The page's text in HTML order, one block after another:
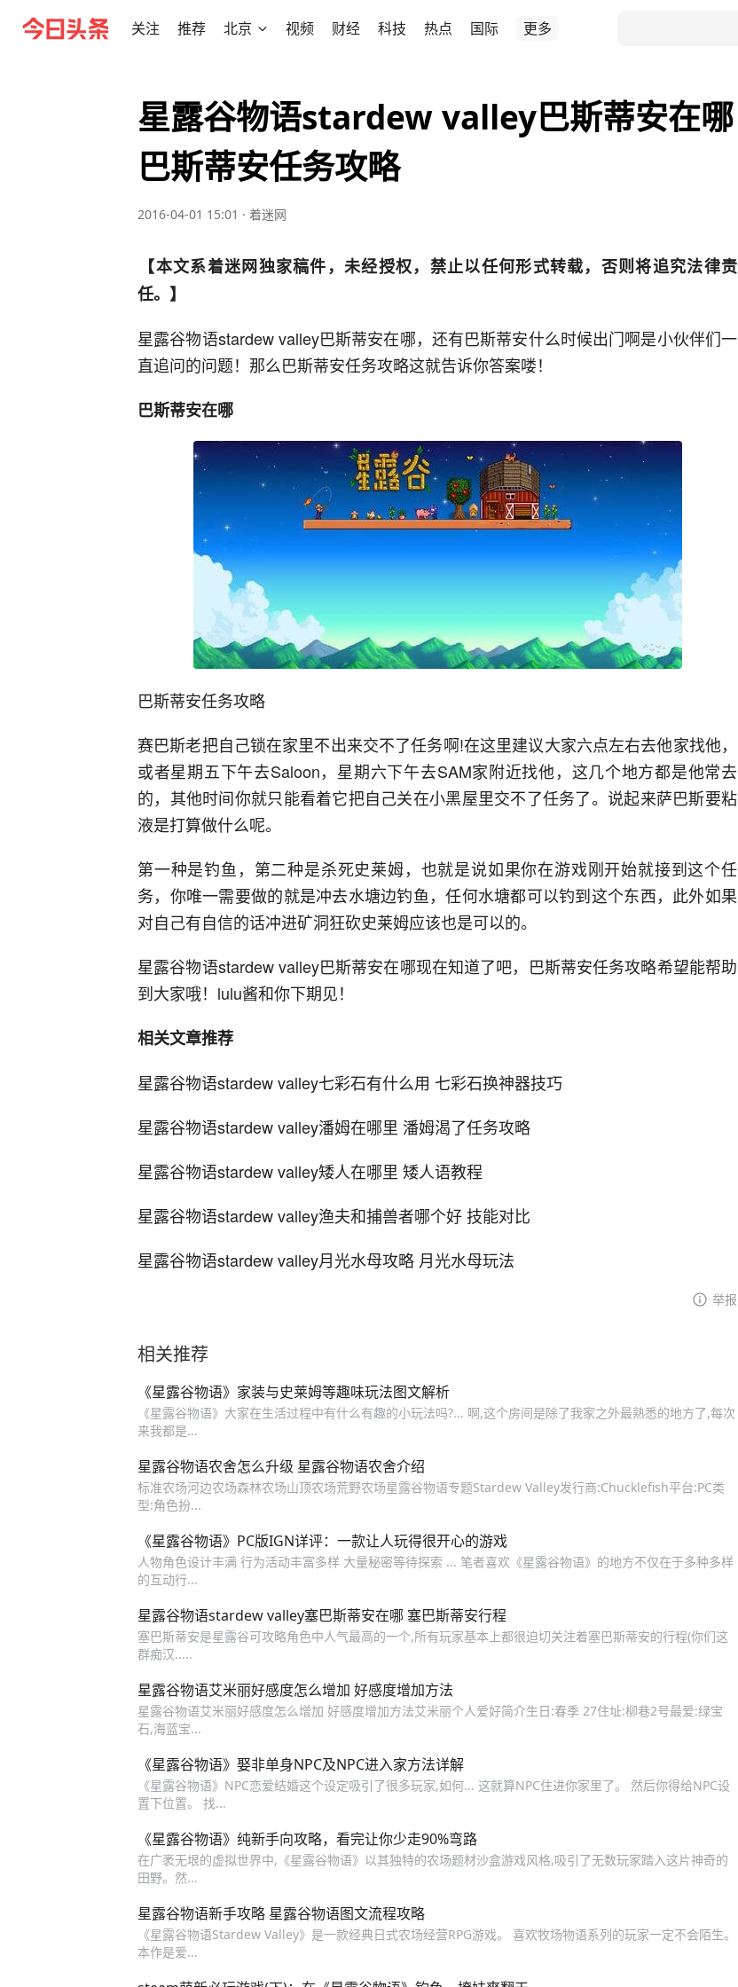
关注 推荐 北京 视频 财经 科技 热点 国际 更多
星露谷物语stardew valley巴斯蒂安在哪
巴斯蒂安任务攻略
2016-04-01 15:01 · 着迷网
【本文系着迷网独家稿件，未经授权，禁止以任何形式转载，否则将追究法律责
任。】
星露谷物语stardew valley巴斯蒂安在哪，还有巴斯蒂安什么时候出门啊是小伙伴们一
直追问的问题！那么巴斯蒂安任务攻略这就告诉你答案喽！
巴斯蒂安在哪
巴斯蒂安任务攻略
赛巴斯老把自己锁在家里不出来交不了任务啊!在这里建议大家六点左右去他家找他，
或者星期五下午去Saloon，星期六下午去SAM家附近找他，这几个地方都是他常去
的，其他时间你就只能看着它把自己关在小黑屋里交不了任务了。说起来萨巴斯要粘
液是打算做什么呢。
第一种是钓鱼，第二种是杀死史莱姆，也就是说如果你在游戏刚开始就接到这个任
务，你唯一需要做的就是冲去水塘边钓鱼，任何水塘都可以钓到这个东西，此外如果
对自己有自信的话冲进矿洞狂砍史莱姆应该也是可以的。
星露谷物语stardew valley巴斯蒂安在哪现在知道了吧，巴斯蒂安任务攻略希望能帮助
到大家哦！lulu酱和你下期见！
相关文章推荐
星露谷物语stardew valley七彩石有什么用 七彩石换神器技巧
星露谷物语stardew valley潘姆在哪里 潘姆渴了任务攻略
星露谷物语stardew valley矮人在哪里 矮人语教程
星露谷物语stardew valley渔夫和捕兽者哪个好 技能对比
星露谷物语stardew valley月光水母攻略 月光水母玩法
举报
相关推荐
《星露谷物语》家装与史莱姆等趣味玩法图文解析
《星露谷物语》大家在生活过程中有什么有趣的小玩法吗?... 啊,这个房间是除了我家之外最熟悉的地方了,每次
来我都是...
星露谷物语农舍怎么升级 星露谷物语农舍介绍
标准农场河边农场森林农场山顶农场荒野农场星露谷物语专题Stardew Valley发行商:Chucklefish平台:PC类
型:角色扮...
《星露谷物语》PC版IGN详评：一款让人玩得很开心的游戏
人物角色设计丰满 行为活动丰富多样 大量秘密等待探索 ... 笔者喜欢《星露谷物语》的地方不仅在于多种多样
的互动行...
星露谷物语stardew valley塞巴斯蒂安在哪 塞巴斯蒂安行程
塞巴斯蒂安是星露谷可攻略角色中人气最高的一个,所有玩家基本上都很迫切关注着塞巴斯蒂安的行程(你们这
群痴汉.....
星露谷物语艾米丽好感度怎么增加 好感度增加方法
星露谷物语艾米丽好感度怎么增加 好感度增加方法艾米丽个人爱好简介生日:春季 27住址:柳巷2号最爱:绿宝
石,海蓝宝...
《星露谷物语》娶非单身NPC及NPC进入家方法详解
《星露谷物语》NPC恋爱结婚这个设定吸引了很多玩家,如何... 这就算NPC住进你家里了。 然后你得给NPC设
置下位置。 找...
《星露谷物语》纯新手向攻略，看完让你少走90%弯路
在广袤无垠的虚拟世界中,《星露谷物语》以其独特的农场题材沙盒游戏风格,吸引了无数玩家踏入这片神奇的
田野。然...
星露谷物语新手攻略 星露谷物语图文流程攻略
《星露谷物语Stardew Valley》是一款经典日式农场经营RPG游戏。 喜欢牧场物语系列的玩家一定不会陌生。
本作是爱...